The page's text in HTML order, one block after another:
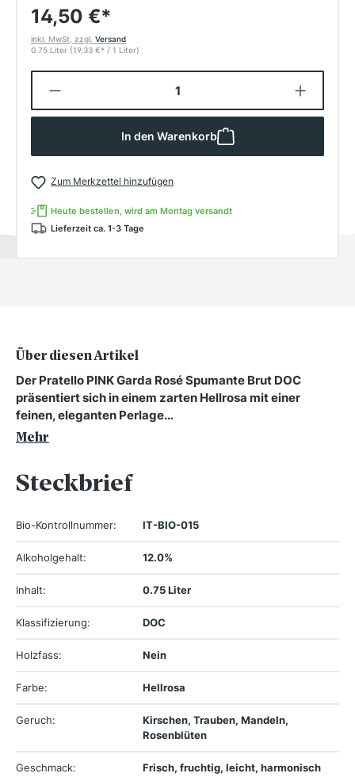
14,50 €*
inkl. MwSt, zzgl. Versand
0.75 Liter (19,33 €* / 1 Liter)
Produkt Anzahl: Gib den
In den Warenkorb
Zum Merkzettel hinzufügen
Heute bestellen, wird am Montag versandt
Lieferzeit ca. 1-3 Tage
Über diesen Artikel
Der Pratello PINK Garda Rosé Spumante Brut DOC
präsentiert sich in einem zarten Hellrosa mit einer
feinen, eleganten Perlage…
Mehr
Steckbrief
Bio-Kontrollnummer: IT-BIO-015
Alkoholgehalt: 12.0%
Inhalt: 0.75 Liter
Klassifizierung: DOC
Holzfass: Nein
Farbe: Hellrosa
Geruch:
Kirschen, Trauben, Mandeln,
Rosenblüten
Geschmack: Frisch, fruchtig, leicht, harmonisch